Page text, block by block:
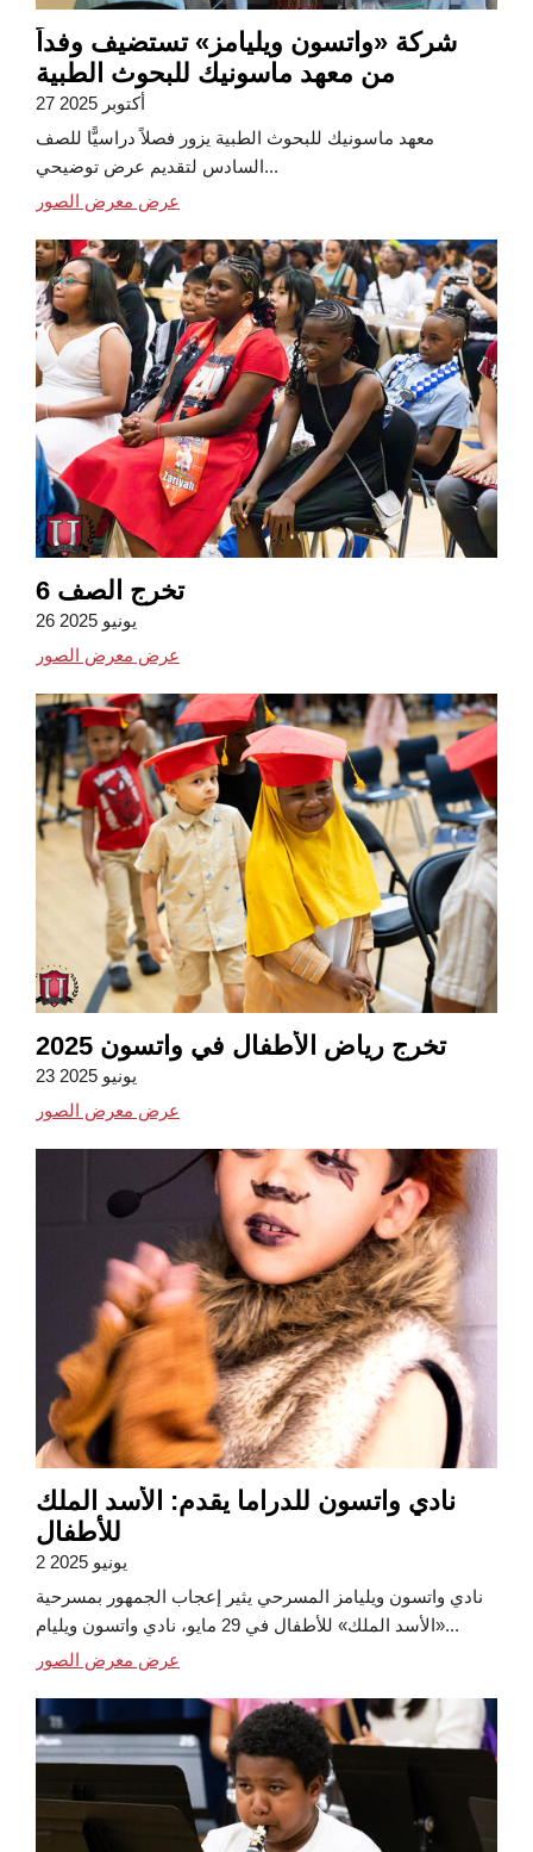
شركة «واتسون ويليامز» تستضيف وفداً
من معهد ماسونيك للبحوث الطبية
27 أكتوبر 2025
معهد ماسونيك للبحوث الطبية يزور فصلاً دراسيًّا للصف
السادس لتقديم عرض توضيحي...
عرض معرض الصور
6 تخرج الصف
26 يونيو 2025
عرض معرض الصور
تخرج رياض الأطفال في واتسون 2025
23 يونيو 2025
عرض معرض الصور
نادي واتسون للدراما يقدم: الأسد الملك
للأطفال
2 يونيو 2025
نادي واتسون ويليامز المسرحي يثير إعجاب الجمهور بمسرحية
«الأسد الملك» للأطفال في 29 مايو، نادي واتسون ويليام...
عرض معرض الصور